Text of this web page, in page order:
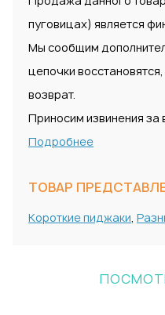
пуговицах) является
Мы сообщим
цепочки
возврат.
Приносим извинения
Подробнее
ТОВАР
Короткие пиджаки,